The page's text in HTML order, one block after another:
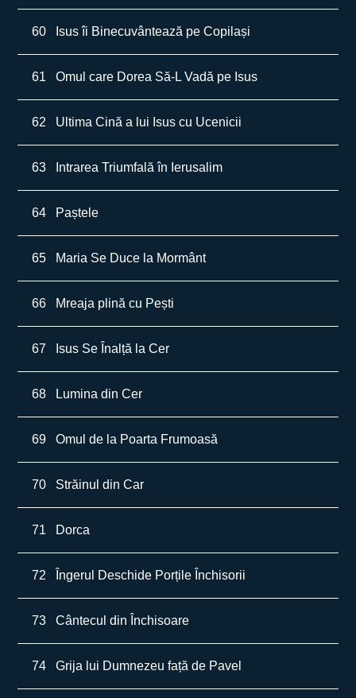
60 Isus îi Binecuvântează pe Copilași
61 Omul care Dorea Să-L Vadă pe Isus
62 Ultima Cină a lui Isus cu Ucenicii
63 Intrarea Triumfală în Ierusalim
64 Paștele
65 Maria Se Duce la Mormânt
66 Mreaja plină cu Pești
67 Isus Se Înalță la Cer
68 Lumina din Cer
69 Omul de la Poarta Frumoasă
70 Străinul din Car
71 Dorca
72 Îngerul Deschide Porțile Închisorii
73 Cântecul din Închisoare
74 Grija lui Dumnezeu față de Pavel